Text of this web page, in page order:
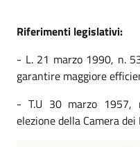
Riferimenti legislativi:
- L. 21 marzo 1990, n.
garantire maggiore
- T.U 30 marzo 1957,
elezione della Camera